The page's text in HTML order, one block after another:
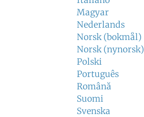
Magyar
Nederlands
Norsk (bokmål)
Norsk (nynorsk)
Polski
Português
Română
Suomi
Svenska